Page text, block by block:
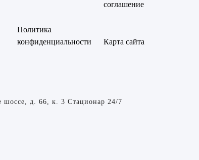
Политика
конфиденциальности
соглашение
Карта сайта
шоссе, д. 66, к. 3 Стационар 24/7